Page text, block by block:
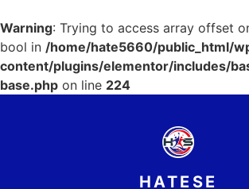
Warning: Trying to access array offset
bool in /home/hate5660/public_html/
content/plugins/elementor/includes/
base.php on line 224
HATESE